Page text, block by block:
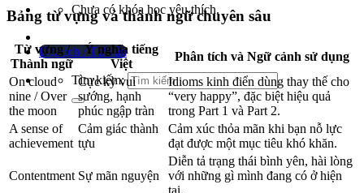
Chưa có khóa học yêu thích.
Đặt lịch / Tư vấn
Tìm kiếm:
Bảng từ vựng và thành ngữ chuyên sâu
Từ vựng /
Thành ngữ
Ý nghĩa tiếng
Việt
Phân tích và Ngữ cảnh sử dụng
On cloud
nine / Over
the moon
Cực kỳ vui
sướng, hạnh
phúc ngập tràn
Idioms kinh điển dùng thay thế cho
“very happy”, đặc biệt hiệu quả
trong Part 1 và Part 2.
A sense of
achievement
Cảm giác thành
tựu
Cảm xúc thỏa mãn khi bạn nỗ lực
đạt được một mục tiêu khó khăn.
Contentment Sự mãn nguyện
Diễn tả trạng thái bình yên, hài lòng
với những gì mình đang có ở hiện